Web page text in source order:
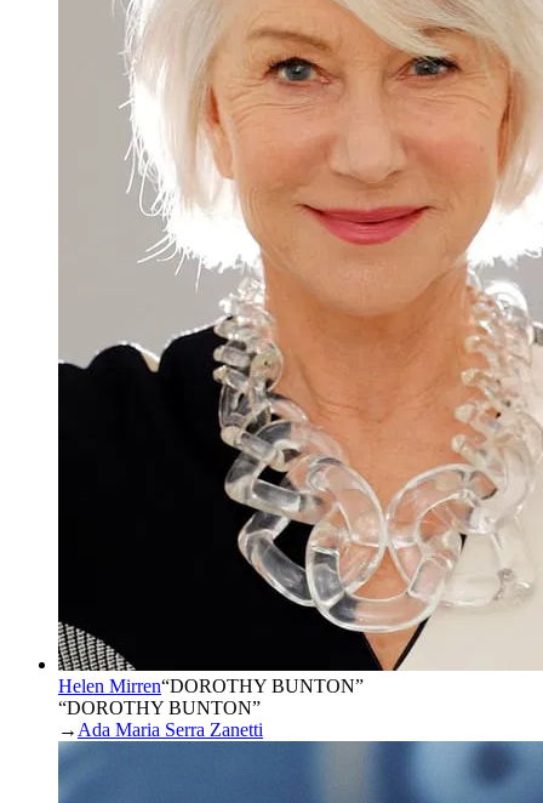
Helen Mirren“DOROTHY BUNTON”
“DOROTHY BUNTON”
→ Ada Maria Serra Zanetti